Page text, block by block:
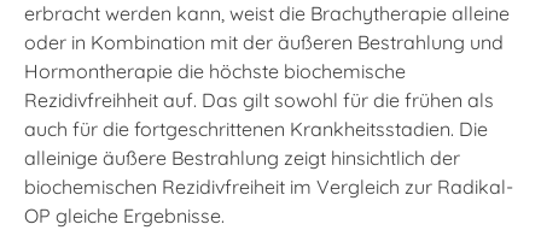
erbracht werden kann, weist die Brachytherapie alleine
oder in Kombination mit der äußeren Bestrahlung und
Hormontherapie die höchste biochemische
Rezidivfreihheit auf. Das gilt sowohl für die frühen als
auch für die fortgeschrittenen Krankheitsstadien. Die
alleinige äußere Bestrahlung zeigt hinsichtlich der
biochemischen Rezidivfreiheit im Vergleich zur Radikal-
OP gleiche Ergebnisse.